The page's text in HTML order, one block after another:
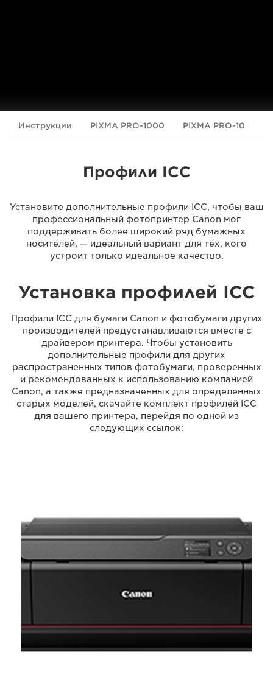
Инструкции PIXMA PRO-1000 PIXMA PRO-10
Профили ICC
Установите дополнительные профили ICC, чтобы ваш
профессиональный фотопринтер Canon мог
поддерживать более широкий ряд бумажных
носителей, — идеальный вариант для тех, кого
устроит только идеальное качество.
Установка профилей ICC
Профили ICC для бумаги Canon и фотобумаги других
производителей предустанавливаются вместе с
драйвером принтера. Чтобы установить
дополнительные профили для других
распространенных типов фотобумаги, проверенных
и рекомендованных к использованию компанией
Canon, а также предназначенных для определенных
старых моделей, скачайте комплект профилей ICC
для вашего принтера, перейдя по одной из
следующих ссылок: